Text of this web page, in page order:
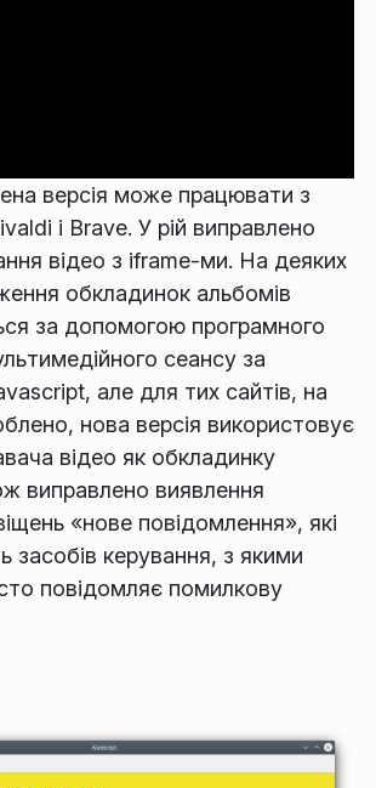
версія може працювати з
і Brave. У рій виправлено
відео з iframe-ми. На деяких
обкладинок альбомів
за допомогою програмного
сеансу за
але для тих сайтів, на
нова версія використовує
відео як обкладинку
виправлено виявлення
«нове повідомлення», які
засобів керування, з якими
повідомляє помилкову